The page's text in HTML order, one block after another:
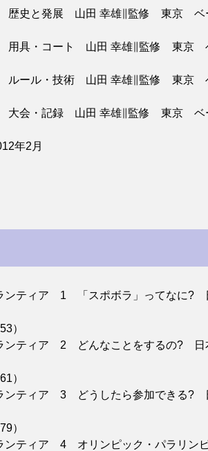
史と発展 山田 幸雄∥監修 東京 ベー
具・コート 山田 幸雄∥監修 東京 ベ
ール・技術 山田 幸雄∥監修 東京 ベ
会・記録 山田 幸雄∥監修 東京 ベー
年2月
ンティア 1 「スポボラ」ってなに
）
ンティア 2 どんなことをするの?
）
ンティア 3 どうしたら参加できる
）
ンティア 4 オリンピック・パラリ